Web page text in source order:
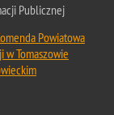
Publicznej
Powiatowa
w Tomaszowie